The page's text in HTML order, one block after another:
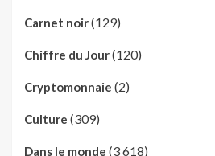
Carnet noir(129)
Chiffre du Jour(120)
Cryptomonnaie (2)
Culture (309)
Dans le monde (3 618)